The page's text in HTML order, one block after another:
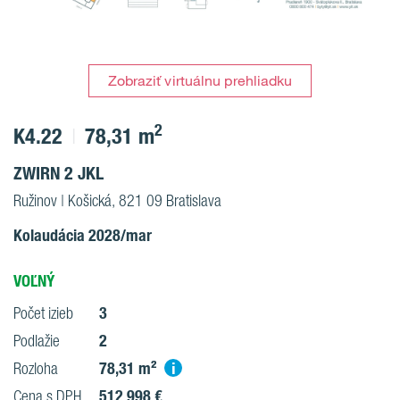
Zobraziť virtuálnu prehliadku
K4.22 78,31 m2
ZWIRN 2 JKL
Ružinov | Košická, 821 09 Bratislava
Kolaudácia 2028/mar
VOĽNÝ
Počet izieb 3
Podlažie 2
Rozloha 78,31 m² i
Cena s DPH